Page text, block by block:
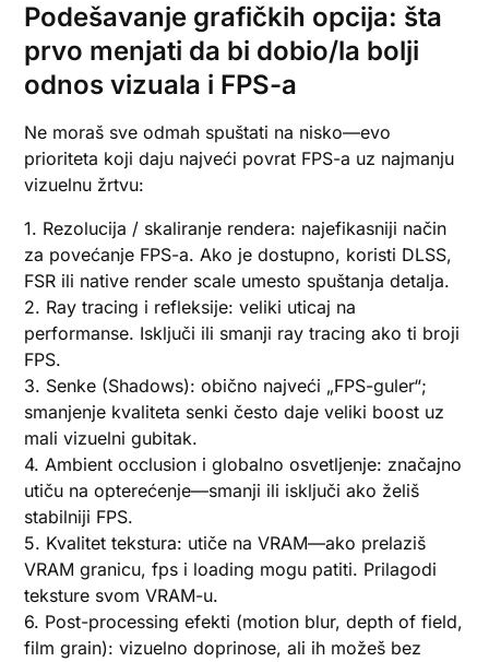
Podešavanje grafičkih opcija: šta
prvo menjati da bi dobio/la bolji
odnos vizuala i FPS-a
Ne moraš sve odmah spuštati na nisko—evo
prioriteta koji daju najveći povrat FPS-a uz najmanju
vizuelnu žrtvu:
1. Rezolucija / skaliranje rendera: najefikasniji način
za povećanje FPS-a. Ako je dostupno, koristi DLSS,
FSR ili native render scale umesto spuštanja detalja.
2. Ray tracing i refleksije: veliki uticaj na
performanse. Isključi ili smanji ray tracing ako ti broji
FPS.
3. Senke (Shadows): obično najveći „FPS-guler“;
smanjenje kvaliteta senki često daje veliki boost uz
mali vizuelni gubitak.
4. Ambient occlusion i globalno osvetljenje: značajno
utiču na opterećenje—smanji ili isključi ako želiš
stabilniji FPS.
5. Kvalitet tekstura: utiče na VRAM—ako prelaziš
VRAM granicu, fps i loading mogu patiti. Prilagodi
teksture svom VRAM-u.
6. Post-processing efekti (motion blur, depth of field,
film grain): vizuelno doprinose, ali ih možeš bez